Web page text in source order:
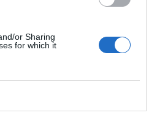
or Sharing
for which it
trenger en god hall også på
En flerbrukshall vil gi barn og unge
er viktige faktorer for å forebygge